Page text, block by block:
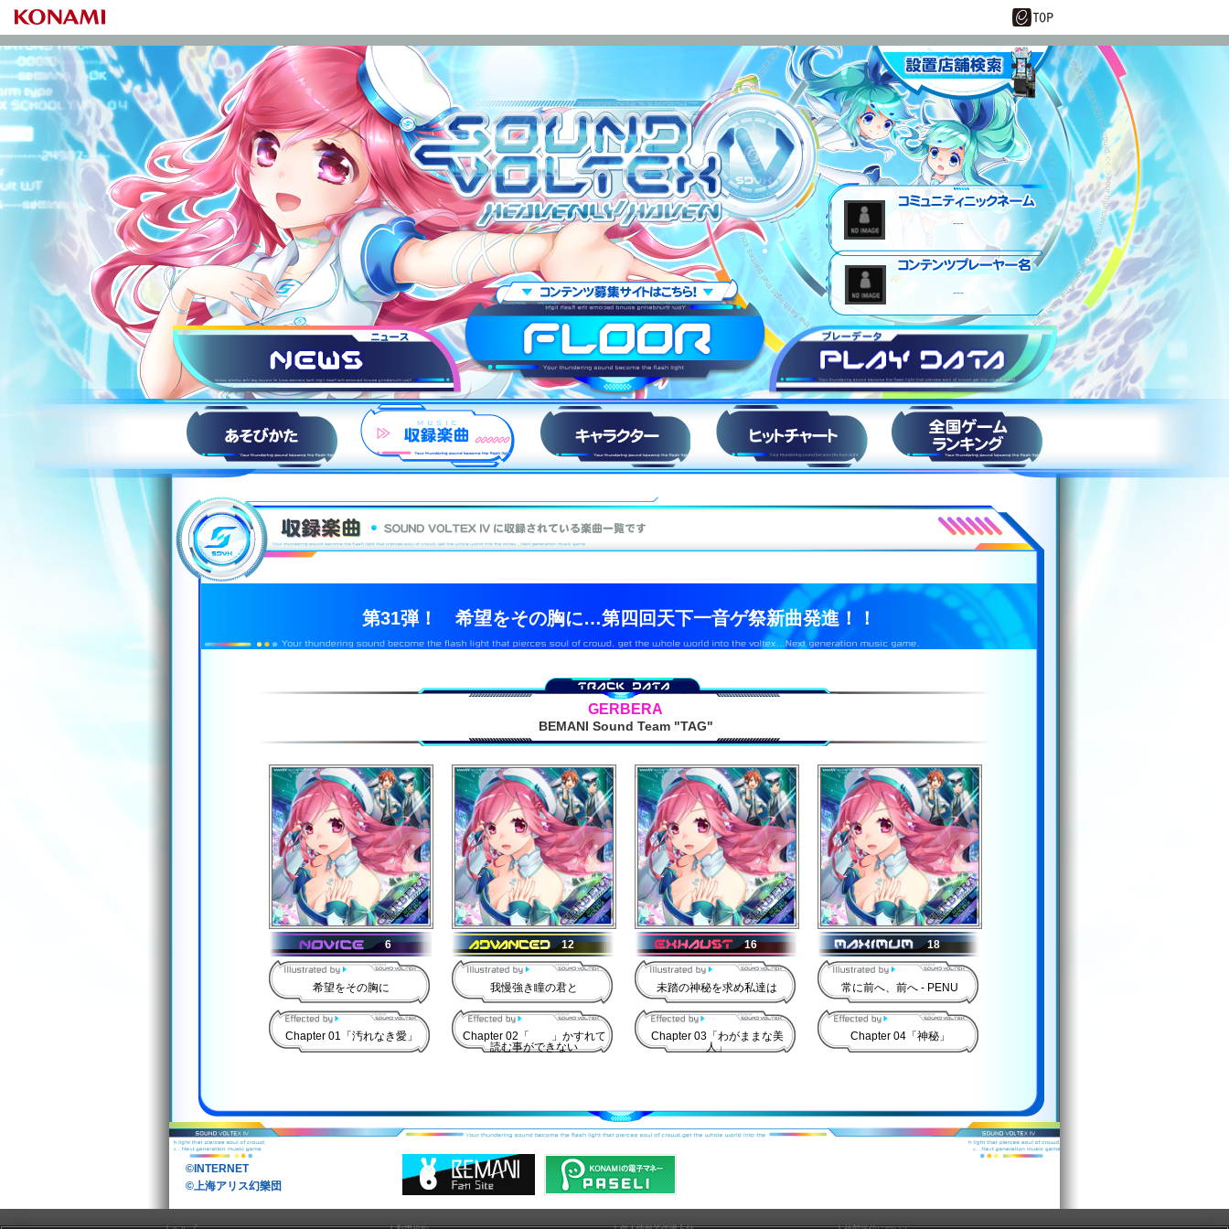
SOUND VOLTEX IV HEAVENLY HAVEN
設置店舗情報
---
---
ニュース FLOOR プレーデータ
HOW to PLAY 収録楽曲 キャラ紹介 ヒットチャート スコアランキング
第31弾！ 希望をその胸に…第四回天下一音ゲ祭新曲発進！！
GERBERA
BEMANI Sound Team "TAG"
6
希望をその胸に
Chapter 01「汚れなき愛」
12
我慢強き瞳の君と
Chapter 02「 」かすれて
読む事ができない
16
未踏の神秘を求め私達は
Chapter 03「わがままな美
人」
18
常に前へ、前へ - PENU
Chapter 04「神秘」
©INTERNET
©上海アリス幻樂団